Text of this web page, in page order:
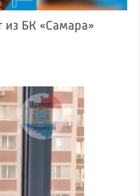
БК «Самара»